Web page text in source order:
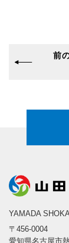
前
YAMADA
〒456-0004
愛知県名古屋市